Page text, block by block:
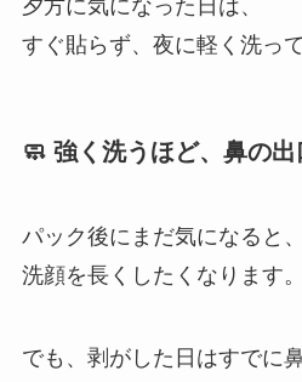
夕方に気になった日は、
すぐ貼らず、夜に軽く洗っ
🧼 強く洗うほど、鼻の
パック後にまだ気になると、
洗顔を長くしたくなります。
でも、剥がした日はすでに